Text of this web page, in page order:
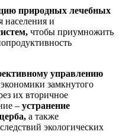
природных лечебных
населения и
чтобы приумножить
управлению
замкнутого
их вторичное
– устранение
а также
экологических